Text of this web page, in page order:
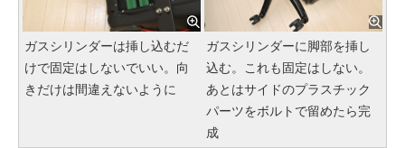
ガスシリンダーは挿し込むだ
けで固定はしないでいい。向
きだけは間違えないように
ガスシリンダーに脚部を挿し
込む。これも固定はしない。
あとはサイドのプラスチック
パーツをボルトで留めたら完
成